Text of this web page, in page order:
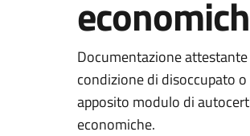
Documentazione
condizione di disoccupato
apposito modulo di
economiche.